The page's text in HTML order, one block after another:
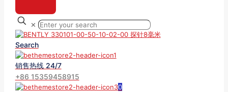
✕
Search
销售热线 24/7
+86 15359458915
0